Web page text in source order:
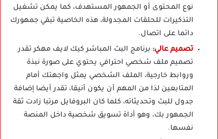
نوع المحتوى أو الجمهور المستهدف، كما يمكن تشغيل
التذكيرات للحلقات المجدولة، هذه الخاصية تبقي جمهورك
دائما على اتصال.
تصميم عالي: برنامج البث المباشر كيك لايف مهكر تقدر
تصميم ملف شخصي احترافي يحتوي على صورة نبذة
وروابط خارجية، الملف الشخصي يمثل واجهتك أمام
المتابعين لذا من المهم أن يكون أنيقا، تقدر أيضا إضافة
جدول للبث وتحديثاته، كلما كان البروفايل مرتبا زادت ثقة
الجمهور بك، وهو أداة تسويق شخصية داخل المنصة
نفسها.